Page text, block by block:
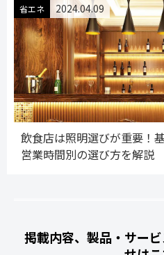
省エネ 2024.04.09
飲食店は照明選びが重要！
営業時間別の選び方を解説
掲載内容、製品・サー